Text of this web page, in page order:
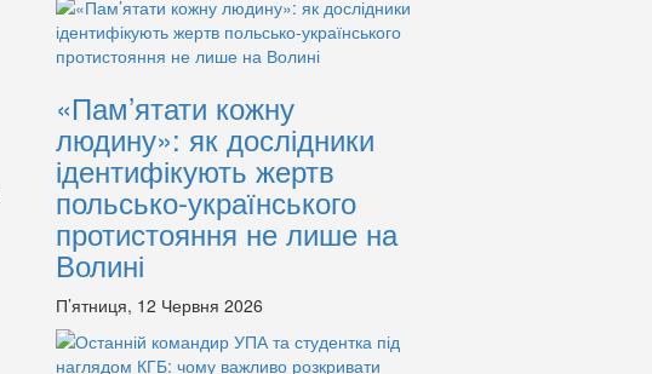
«Пам’ятати кожну
людину»: як дослідники
ідентифікують жертв
польсько-українського
протистояння не лише на
Волині
П’ятниця, 12 Червня 2026